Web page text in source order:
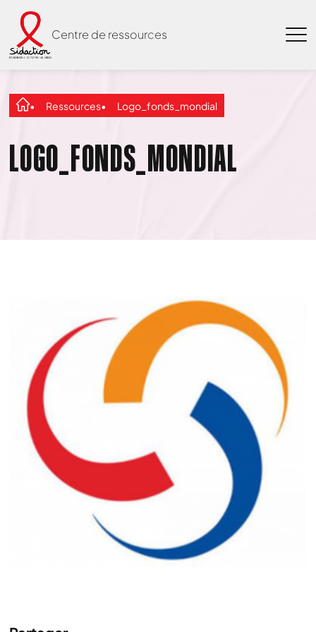
Centre de ressources
Ressources Logo_fonds_mondial
LOGO_FONDS_MONDIAL